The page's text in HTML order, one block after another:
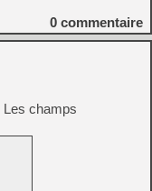
0 commentaire
Les champs